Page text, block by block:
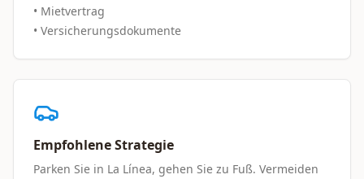
• Mietvertrag
• Versicherungsdokumente
Empfohlene Strategie
Parken Sie in La Línea, gehen Sie zu Fuß. Vermeiden